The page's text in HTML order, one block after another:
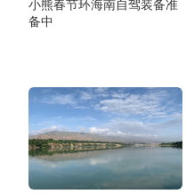
小熊春节环海南自驾装备准
备中